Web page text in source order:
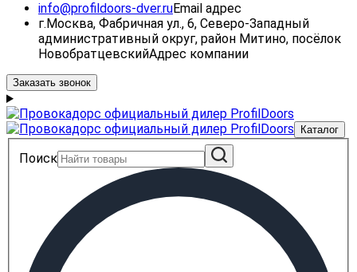
info@profildoors-dver.ruEmail адрес
г.Москва, Фабричная ул., 6, Северо-Западный
административный округ, район Митино, посёлок
НовобратцевскийАдрес компании
Заказать звонок
Каталог
Поиск